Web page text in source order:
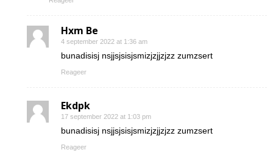
Hxm Be
4 september 2022 at 1:36 am
bunadisisj nsjjsjsisjsmizjzjjzjzz zumzsert
Reageer
Ekdpk
17 september 2022 at 1:03 pm
bunadisisj nsjjsjsisjsmizjzjjzjzz zumzsert
Reageer